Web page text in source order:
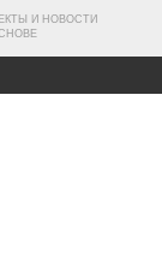
И НОВОСТИ